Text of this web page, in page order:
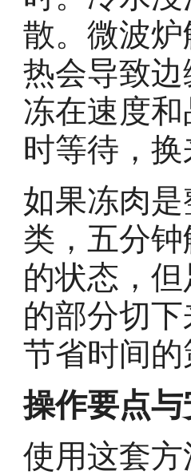
散。微波
热会导致
冻在速度
时等待，
如果冻肉
类，五分
的状态，
的部分切
节省时间的
操作要点
使用这套